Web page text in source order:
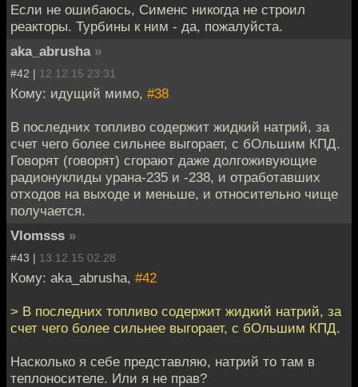
Если не ошибаюсь, Сименс никогда не строил
реакторы. Турбины к ним - да, пожалуйста.
aka_abrusha »
#42 | 12.12.15 23:31
Кому: идущий мимо, #38
В последних топливо содержит жидкий натрий, за
счет чего более сильнее выгорает, с бОльшим КПД.
Говорят (говорят) сгорают даже долгоживующие
радионуклиды урана-235 и -238, и отработавших
отходов на выходе и меньше, и относительно чище
получается.
Vlomsss »
#43 | 13.12.15 02:28
Кому: aka_abrusha, #42
> В последних топливо содержит жидкий натрий, за
счет чего более сильнее выгорает, с бОльшим КПД.
Насколько я себе представляю, натрий то там в
теплоносителе. Или я не прав?